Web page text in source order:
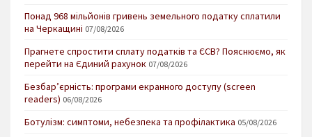
Понад 968 мільйонів гривень земельного податку сплатили
на Черкащині 07/08/2026
Прагнете спростити сплату податків та ЄСВ? Пояснюємо, як
перейти на Єдиний рахунок 07/08/2026
Безбар’єрність: програми екранного доступу (screen
readers) 06/08/2026
Ботулізм: симптоми, небезпека та профілактика 05/08/2026